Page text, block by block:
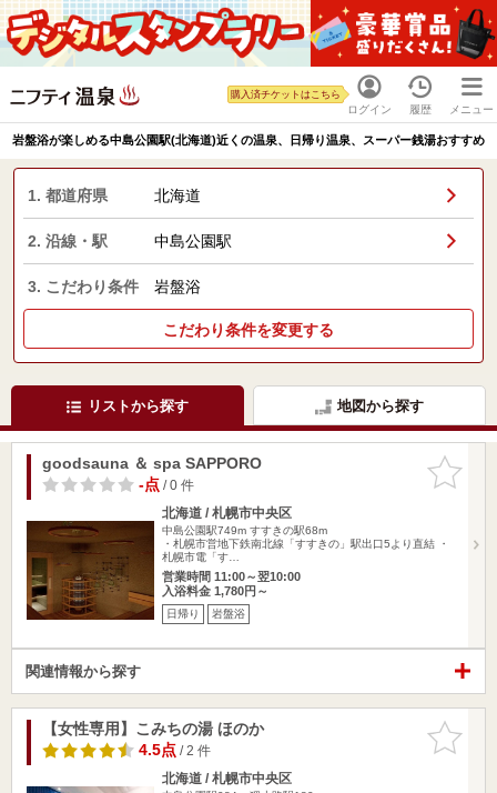
ログイン
購入済チケットはこちら
履歴 メニュー
岩盤浴が楽しめる中島公園駅(北海道)近くの温泉、日帰り温泉、スーパー銭湯おすすめ
1. 都道府県 北海道
2. 沿線・駅 中島公園駅
3. こだわり条件 岩盤浴
こだわり条件を変更する
リストから探す 地図から探す
お気に入
りに追加
goodsauna ＆ spa SAPPORO
-点/ 0 件
北海道 / 札幌市中央区
中島公園駅749m すすきの駅68m
・札幌市営地下鉄南北線「すすきの」駅出口5より直結 ・
札幌市電「す…
営業時間 11:00～翌10:00
入浴料金 1,780円～
日帰り 岩盤浴
関連情報から探す
お気に入
りに追加
【女性専用】こみちの湯 ほのか
4.5点/ 2 件
北海道 / 札幌市中央区